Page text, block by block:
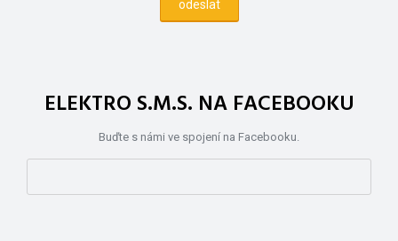
ELEKTRO S.M.S. NA FACEBOOKU
Buďte s námi ve spojení na Facebooku.